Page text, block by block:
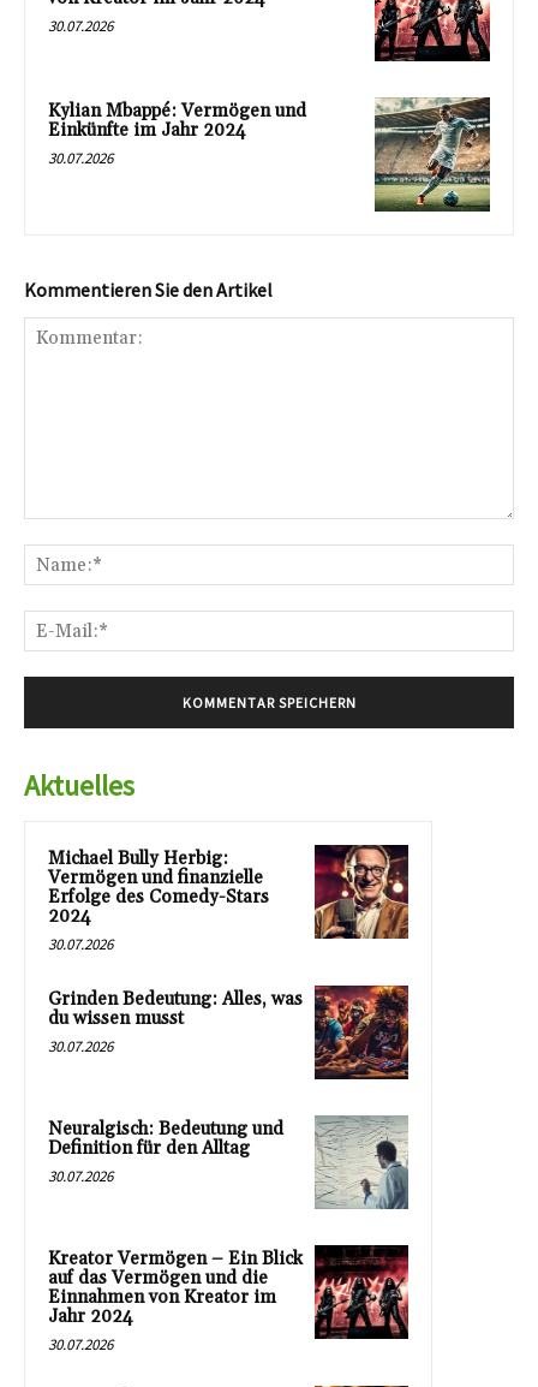
30.07.2026
Kylian Mbappé: Vermögen und
Einkünfte im Jahr 2024
30.07.2026
Kommentieren Sie den Artikel
Aktuelles
Michael Bully Herbig:
Vermögen und finanzielle
Erfolge des Comedy-Stars
2024
30.07.2026
Grinden Bedeutung: Alles, was
du wissen musst
30.07.2026
Neuralgisch: Bedeutung und
Definition für den Alltag
30.07.2026
Kreator Vermögen – Ein Blick
auf das Vermögen und die
Einnahmen von Kreator im
Jahr 2024
30.07.2026